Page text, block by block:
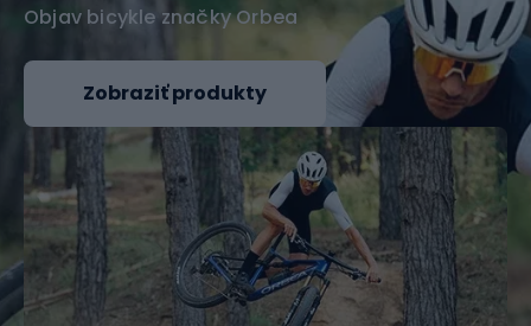
Objav bicykle značky Orbea
Zobraziť produkty